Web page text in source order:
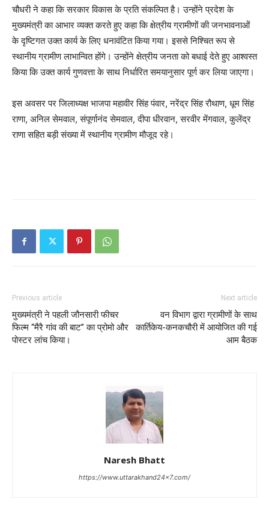
चौधरी ने कहा कि सरकार विकास के प्रति संकल्पित है। उन्होंने प्रदेश के
मुख्यमंत्री का आभार व्यक्त करते हुए कहा कि क्षेत्रीय ग्रामीणों की जनभावनाओं
के दृष्टिगत उक्त कार्य के लिए धनावंटित किया गया। इससे निश्चित रूप से
स्थानीय ग्रामीण लाभान्वित होंगे। उन्होंने क्षेत्रीय जनता को बधाई देते हुए आश्वस्त
किया कि उक्त कार्य गुणवत्ता के साथ निर्धारित समयानुसार पूर्ण कर लिया जाएगा।
इस अवसर पर जिलाध्यक्ष भाजपा महावीर सिंह पंवार, नरेंद्र सिंह रौथाण, धूम सिंह
राणा, अनिल सेमवाल, संपूर्णानंद सेमवाल, दीपा धीरवान, सरवीर मेंगवाल, कुलेंद्र
राणा सहित बड़ी संख्या में स्थानीय ग्रामीण मौजूद रहे।
Previous article
मुख्यमंत्री ने पहली जौनसारी फीचर
फिल्म “मैरै गांव की बाट” का प्रोमो और
पोस्टर लांच किया।
Next article
वन विभाग द्वारा ग्रामीणों के साथ
कार्तिकेय-कनकचौरी में आयोजित की गई
आम बैठक
Naresh Bhatt
https://www.uttarakhand24x7.com/